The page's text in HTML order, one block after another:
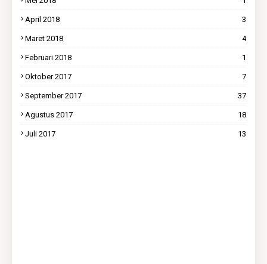
April 2018 3
Maret 2018 4
Februari 2018 1
Oktober 2017 7
September 2017 37
Agustus 2017 18
Juli 2017 13